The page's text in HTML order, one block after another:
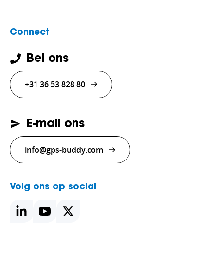
Connect
Bel ons
+31 36 53 828 80
E-mail ons
info@gps-buddy.com
Volg ons op social